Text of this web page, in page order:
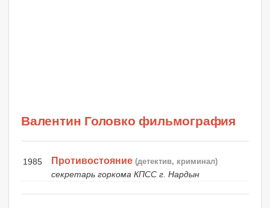
Валентин Головко фильмография
1985 Противостояние (детектив, криминал)
секретарь горкома КПСС г. Нардын